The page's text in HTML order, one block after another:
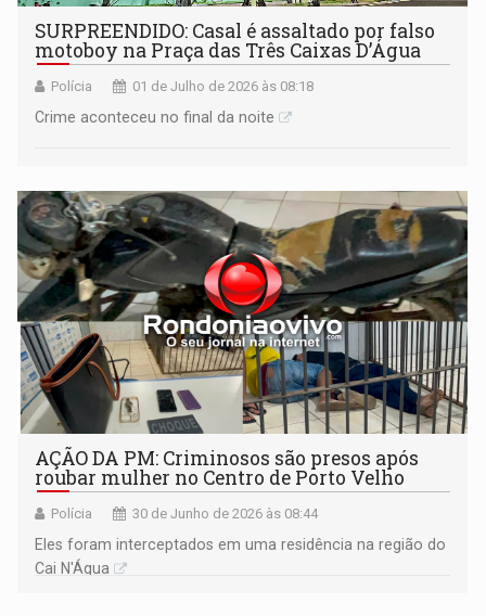
SURPREENDIDO: Casal é assaltado por falso
motoboy na Praça das Três Caixas D’Água
Polícia 01 de Julho de 2026 às 08:18
Crime aconteceu no final da noite
AÇÃO DA PM: Criminosos são presos após
roubar mulher no Centro de Porto Velho
Polícia 30 de Junho de 2026 às 08:44
Eles foram interceptados em uma residência na região do
Cai N'Água